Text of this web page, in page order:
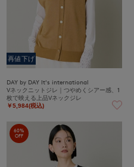
再値下げ
DAY by DAY It's international
Vネックニットジレ｜つやめくシアー感、1
枚で映える上品Vネックジレ
￥5,984(税込)
60%
OFF